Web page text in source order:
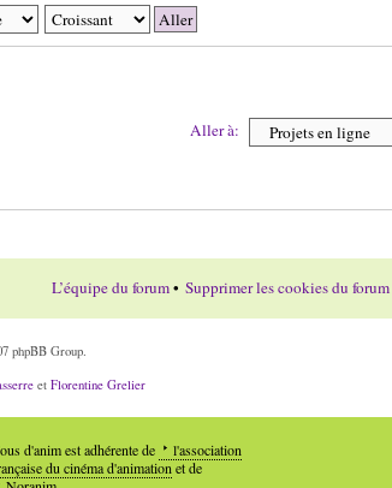
Aller à:
L’équipe du forum• Supprimer les cookies du forum
phpBB Group.
etFlorentine Grelier
d'anim est adhérente de
l'association
du cinéma d'animationet de